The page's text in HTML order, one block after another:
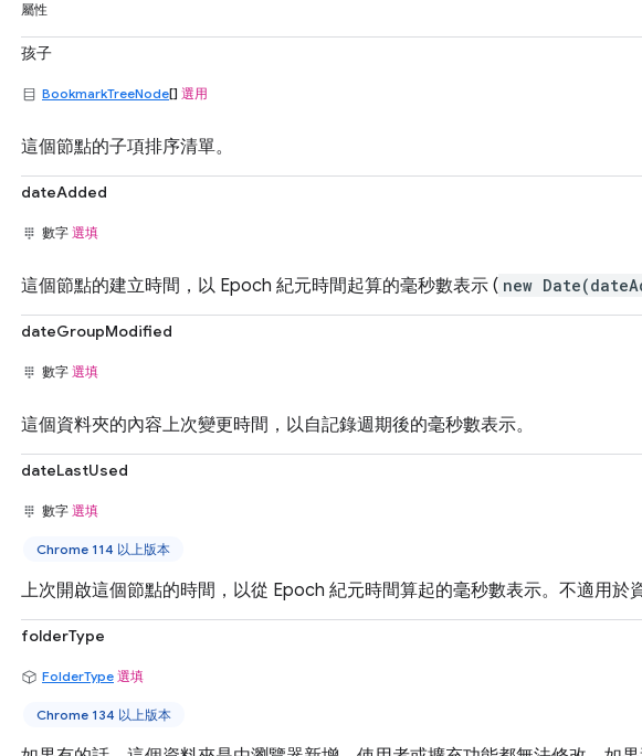
屬性
孩子
BookmarkTreeNode[] 選用
這個節點的子項排序清單。
dateAdded
數字 選填
這個節點的建立時間，以 Epoch 紀元時間起算的毫秒數表示 ( new
dateGroupModified
數字 選填
這個資料夾的內容上次變更時間，以自記錄週期後的毫秒數表示。
dateLastUsed
數字 選填
Chrome 114 以上版本
上次開啟這個節點的時間，以從 Epoch 紀元時間算起的毫秒數表示。不適用於資
folderType
FolderType 選填
Chrome 134 以上版本